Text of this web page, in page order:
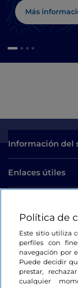
Más
Información del
Enlaces útiles
Estamos en
Política de
Este sitio utiliza
perfiles con
navegación por
Puede decidir
prestar,
cualquier